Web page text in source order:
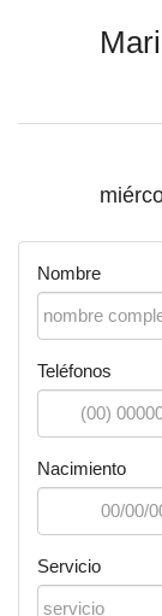
Nombre
Teléfonos
Nacimiento
Servicio